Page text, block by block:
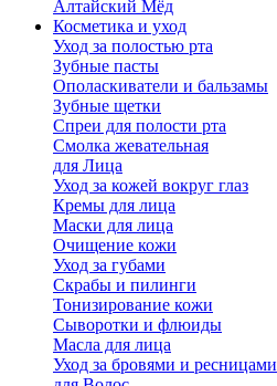
Алтайский Мёд
Косметика и уход
Уход за полостью рта
Зубные пасты
Ополаскиватели и бальзамы
Зубные щетки
Спреи для полости рта
Смолка жевательная
для Лица
Уход за кожей вокруг глаз
Кремы для лица
Маски для лица
Очищение кожи
Уход за губами
Скрабы и пилинги
Тонизирование кожи
Сыворотки и флюиды
Масла для лица
Уход за бровями и ресницами